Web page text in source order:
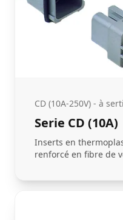
CD (10A-250V) - à
Serie CD (10A)
Inserts en
renforcé en fibre de